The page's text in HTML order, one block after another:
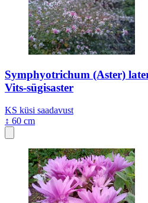
Symphyotrichum (Aster)
Vits-sügisaster
KS küsi saadavust
↕ 60 cm